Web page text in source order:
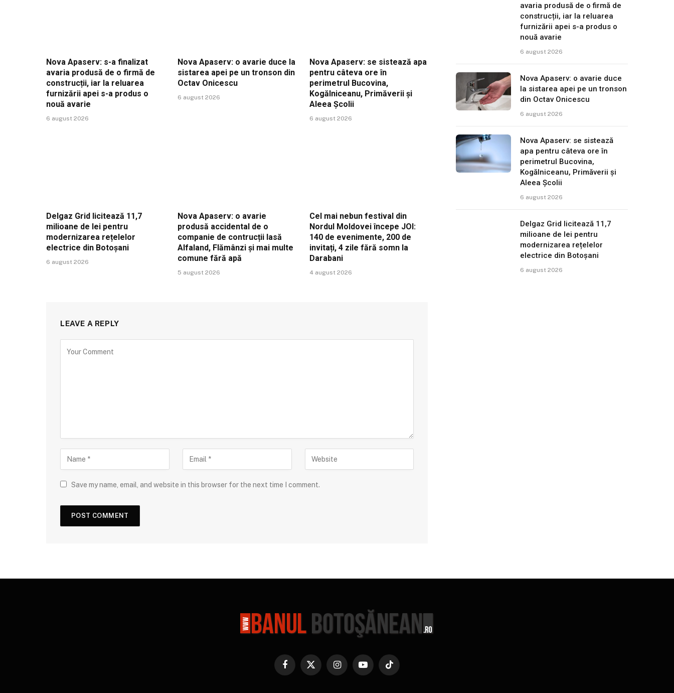
Nova Apaserv: s-a finalizat
avaria produsă de o firmă de
construcții, iar la reluarea
furnizării apei s-a produs o
nouă avarie
6 august 2026
Nova Apaserv: o avarie duce la
sistarea apei pe un tronson din
Octav Onicescu
6 august 2026
Nova Apaserv: se sistează apa
pentru câteva ore în
perimetrul Bucovina,
Kogălniceanu, Primăverii și
Aleea Școlii
6 august 2026
Delgaz Grid licitează 11,7
milioane de lei pentru
modernizarea rețelelor
electrice din Botoșani
6 august 2026
Nova Apaserv: o avarie
produsă accidental de o
companie de contrucții lasă
Alfaland, Flămânzi și mai multe
comune fără apă
5 august 2026
Cel mai nebun festival din
Nordul Moldovei începe JOI:
140 de evenimente, 200 de
invitați, 4 zile fără somn la
Darabani
4 august 2026
LEAVE A REPLY
Save my name, email, and website in this browser for the next time I comment.
avaria produsă de o firmă de
construcții, iar la reluarea
furnizării apei s-a produs o
nouă avarie
6 august 2026
Nova Apaserv: o avarie duce
la sistarea apei pe un tronson
din Octav Onicescu
6 august 2026
Nova Apaserv: se sistează
apa pentru câteva ore în
perimetrul Bucovina,
Kogălniceanu, Primăverii și
Aleea Școlii
6 august 2026
Delgaz Grid licitează 11,7
milioane de lei pentru
modernizarea rețelelor
electrice din Botoșani
6 august 2026
Facebook
X
InstagramYouTubeTikTok